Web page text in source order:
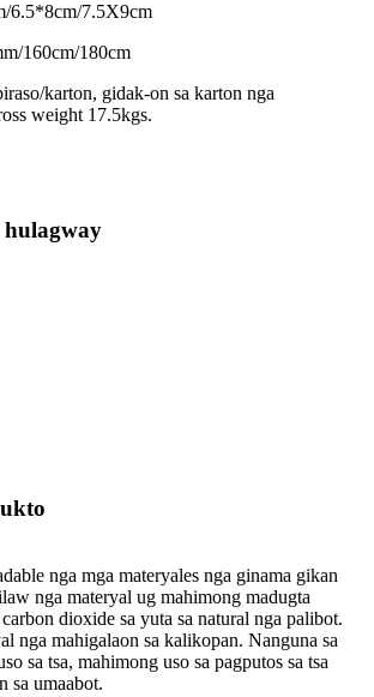
6.5*8cm/7.5X9cm
160cm/180cm
karton, gidak-on sa karton nga
weight 17.5kgs.
hulagway
nga mga materyales nga ginama gikan
nga materyal ug mahimong madugta
dioxide sa yuta sa natural nga palibot.
nga mahigalaon sa kalikopan. Nanguna sa
sa tsa, mahimong uso sa pagputos sa tsa
sa umaabot.